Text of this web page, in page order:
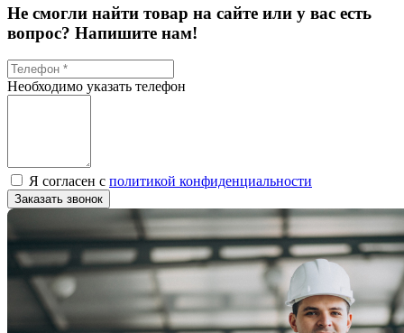
Не смогли найти товар на сайте или у вас есть
вопрос? Напишите нам!
Необходимо указать телефон
Я согласен с политикой конфиденциальности
Заказать звонок